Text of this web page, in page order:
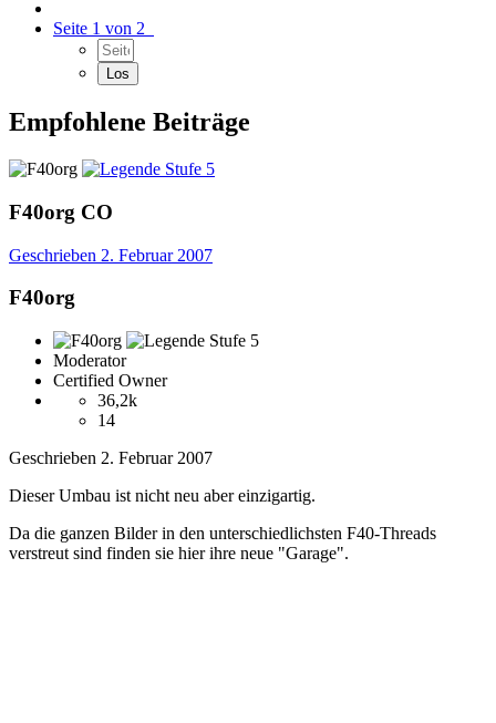
Seite 1 von 2
Empfohlene Beiträge
F40org CO
Geschrieben 2. Februar 2007
F40org
Moderator
Certified Owner
36,2k
14
Geschrieben 2. Februar 2007
Dieser Umbau ist nicht neu aber einzigartig.
Da die ganzen Bilder in den unterschiedlichsten F40-Threads
verstreut sind finden sie hier ihre neue "Garage".